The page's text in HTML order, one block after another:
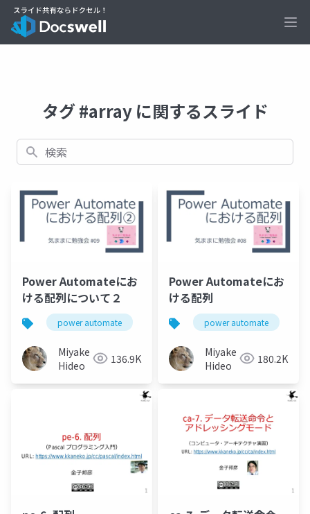
タグ #array に関するスライド
検索
Power Automateにお
ける配列について２
power automate power platform array
Miyake
Hideo
136.9K
Power Automateにお
ける配列
power automate
Miyake
Hideo
180.2K